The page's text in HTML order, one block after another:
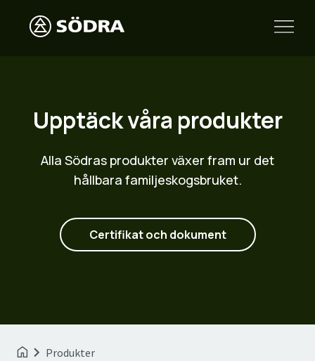
Upptäck våra produkter
Alla Södras produkter växer fram ur det
hållbara familjeskogsbruket.
Certifikat och dokument
Produkter